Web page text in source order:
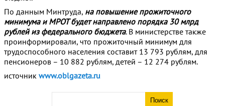
По данным Минтруда, на повышение прожиточного
минимума и МРОТ будет направлено порядка 30 млрд
рублей из федерального бюджета. В министерстве также
проинформировали, что прожиточный минимум для
трудоспособного населения составит 13 793 рублям, для
пенсионеров – 10 882 рублям, детей – 12 274 рублям.
источник www.oblgazeta.ru